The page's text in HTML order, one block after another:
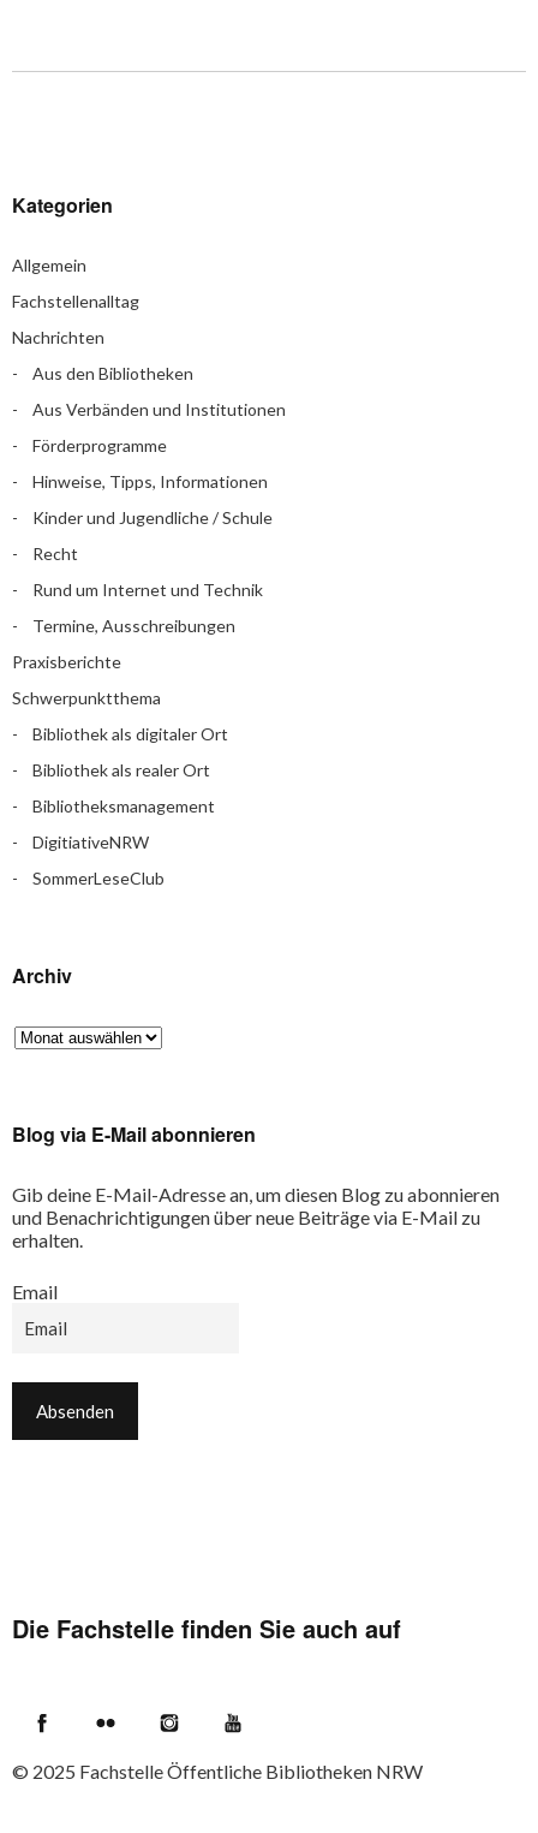
Kategorien
Allgemein
Fachstellenalltag
Nachrichten
Aus den Bibliotheken
Aus Verbänden und Institutionen
Förderprogramme
Hinweise, Tipps, Informationen
Kinder und Jugendliche / Schule
Recht
Rund um Internet und Technik
Termine, Ausschreibungen
Praxisberichte
Schwerpunktthema
Bibliothek als digitaler Ort
Bibliothek als realer Ort
Bibliotheksmanagement
DigitiativeNRW
SommerLeseClub
Archiv
Blog via E-Mail abonnieren
Gib deine E-Mail-Adresse an, um diesen Blog zu abonnieren
und Benachrichtigungen über neue Beiträge via E-Mail zu
erhalten.
Email
Die Fachstelle finden Sie auch auf
© 2025 Fachstelle Öffentliche Bibliotheken NRW